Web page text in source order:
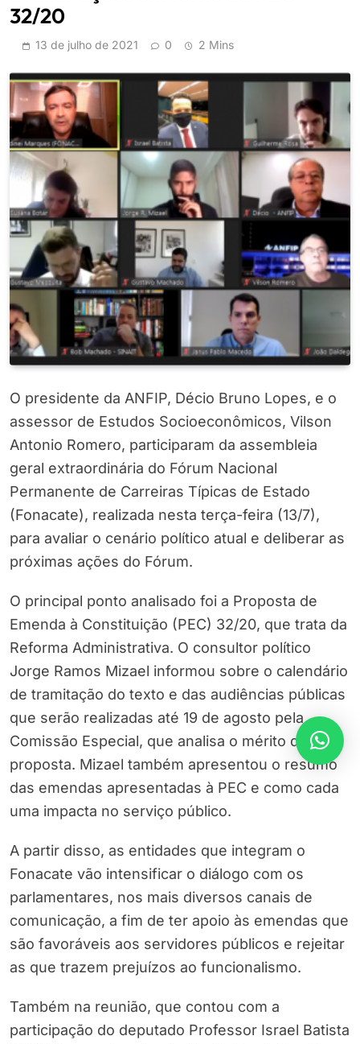
32/20
13 de julho de 2021 0 2 Mins
O presidente da ANFIP, Décio Bruno Lopes, e o
assessor de Estudos Socioeconômicos, Vilson
Antonio Romero, participaram da assembleia
geral extraordinária do Fórum Nacional
Permanente de Carreiras Típicas de Estado
(Fonacate), realizada nesta terça-feira (13/7),
para avaliar o cenário político atual e deliberar as
próximas ações do Fórum.
O principal ponto analisado foi a Proposta de
Emenda à Constituição (PEC) 32/20, que trata da
Reforma Administrativa. O consultor político
Jorge Ramos Mizael informou sobre o calendário
de tramitação do texto e das audiências públicas
que serão realizadas até 19 de agosto pela
Comissão Especial, que analisa o mérito da
proposta. Mizael também apresentou o resumo
das emendas apresentadas à PEC e como cada
uma impacta no serviço público.
A partir disso, as entidades que integram o
Fonacate vão intensificar o diálogo com os
parlamentares, nos mais diversos canais de
comunicação, a fim de ter apoio às emendas que
são favoráveis aos servidores públicos e rejeitar
as que trazem prejuízos ao funcionalismo.
Também na reunião, que contou com a
participação do deputado Professor Israel Batista